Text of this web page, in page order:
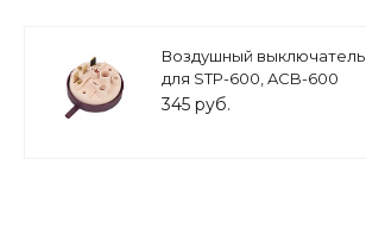
Воздушный выключатель
для STP-600, ACB-600
345 руб.